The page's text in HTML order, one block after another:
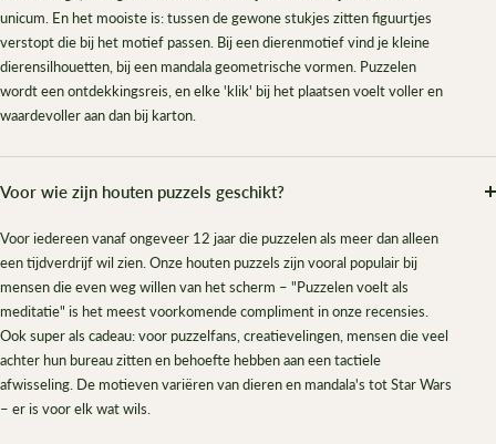
unicum. En het mooiste is: tussen de gewone stukjes zitten figuurtjes
verstopt die bij het motief passen. Bij een dierenmotief vind je kleine
dierensilhouetten, bij een mandala geometrische vormen. Puzzelen
wordt een ontdekkingsreis, en elke 'klik' bij het plaatsen voelt voller en
waardevoller aan dan bij karton.
Voor wie zijn houten puzzels geschikt?
Voor iedereen vanaf ongeveer 12 jaar die puzzelen als meer dan alleen
een tijdverdrijf wil zien. Onze houten puzzels zijn vooral populair bij
mensen die even weg willen van het scherm – "Puzzelen voelt als
meditatie" is het meest voorkomende compliment in onze recensies.
Ook super als cadeau: voor puzzelfans, creatievelingen, mensen die veel
achter hun bureau zitten en behoefte hebben aan een tactiele
afwisseling. De motieven variëren van dieren en mandala's tot Star Wars
– er is voor elk wat wils.